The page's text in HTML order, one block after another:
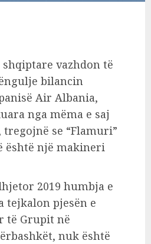
shqiptare vazhdon të
bilancin
Air Albania,
nga mëma e saj
se “Flamuri”
është një makineri
2019 humbja e
tejkalon pjesën e
të Grupit në
nuk është